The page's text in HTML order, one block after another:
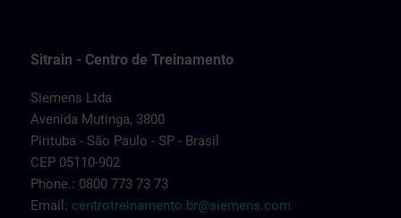
Sitrain - Centro de Treinamento
Siemens Ltda
Avenida Mutinga, 3800
Pirituba - São Paulo - SP - Brasil
CEP 05110-902
Phone.: 0800 773 73 73
Email: centrotreinamento.br@siemens.com